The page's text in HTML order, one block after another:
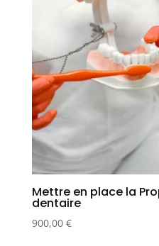
Mettre en place la
dentaire
900,00 €